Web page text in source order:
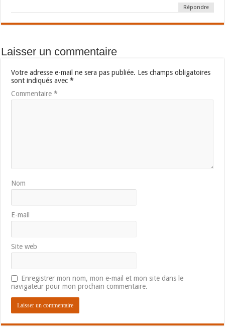
Répondre
Laisser un commentaire
Votre adresse e-mail ne sera pas publiée. Les champs obligatoires
sont indiqués avec*
Commentaire*
Nom
E-mail
Site web
Enregistrer mon nom, mon e-mail et mon site dans le
navigateur pour mon prochain commentaire.